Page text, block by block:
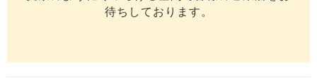
待ちしております。